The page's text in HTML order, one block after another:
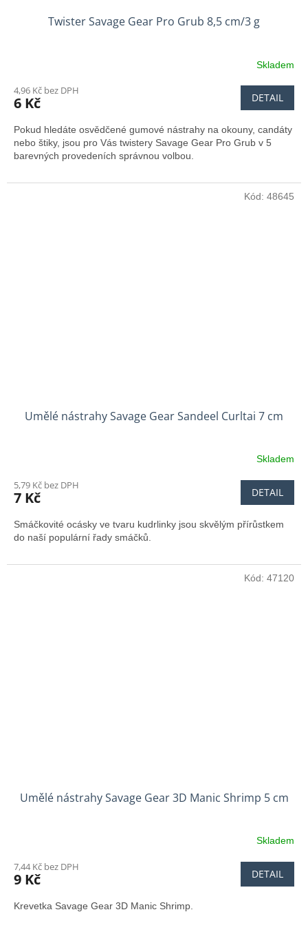
Twister Savage Gear Pro Grub 8,5 cm/3 g
Skladem
4,96 Kč bez DPH
6 Kč DETAIL
Pokud hledáte osvědčené gumové nástrahy na okouny, candáty
nebo štiky, jsou pro Vás twistery Savage Gear Pro Grub v 5
barevných provedeních správnou volbou.
Umělé nástrahy Savage Gear Sandeel Curltai 7 cm
Skladem
5,79 Kč bez DPH
7 Kč DETAIL
Smáčkovité ocásky ve tvaru kudrlinky jsou skvělým přírůstkem
do naší populární řady smáčků.
Kód: 48645
Umělé nástrahy Savage Gear 3D Manic Shrimp 5 cm
Skladem
7,44 Kč bez DPH
9 Kč DETAIL
Krevetka Savage Gear 3D Manic Shrimp.
Kód: 47120